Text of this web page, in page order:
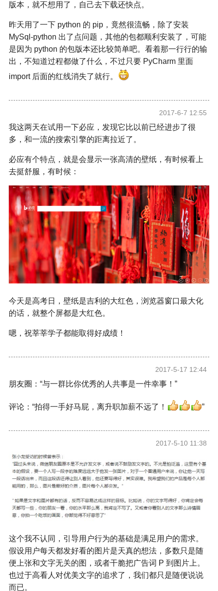
版本，就不想用了，自己去下载还快点。
昨天用了一下 python 的 pip，竟然很流畅，除了安装
MySql-python 出了点问题，其他的包都顺利安装了，可能
是因为 python 的包版本还比较简单吧。看着那一行行的输
出，不知道过程都做了什么，不过只要 PyCharm 里面
import 后面的红线消失了就行。
2017-6-7 12:55
我这两天在试用一下必应，发现它比以前已经进步了很
多，和一流的搜索引擎的距离拉近了。
必应有个特点，就是会显示一张高清的壁纸，有时候看上
去挺舒服，有时候：
今天是高考日，壁纸是吉利的大红色，浏览器窗口最大化
的话，就整个屏都是大红色。
嗯，祝莘莘学子都能取得好成绩！
2017-5-17 12:44
朋友圈：“与一群比你优秀的人共事是一件幸事！”
评论：“拍得一手好马屁，离升职加薪不远了！ ”
2017-5-10 11:38
这个我不认同，引导用户行为的基础是满足用户的需求。
假设用户每天都发好看的图片是天真的想法，多数只是随
便上张和文字无关的图，或者干脆把广告词 P 到图片上。
也过于高看人对优美文字的追求了，我们都只是随便说说
而已。